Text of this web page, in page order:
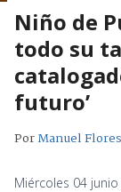
Niño de
todo su
futuro’
PorManuel Flores
Miércoles 04